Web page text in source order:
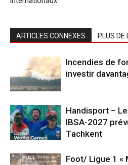
ARTICLES CONNEXES PLUS DE
Incendies de
investir
Handisport –
IBSA-2027
Tachkent
Foot/ Ligue 1 «